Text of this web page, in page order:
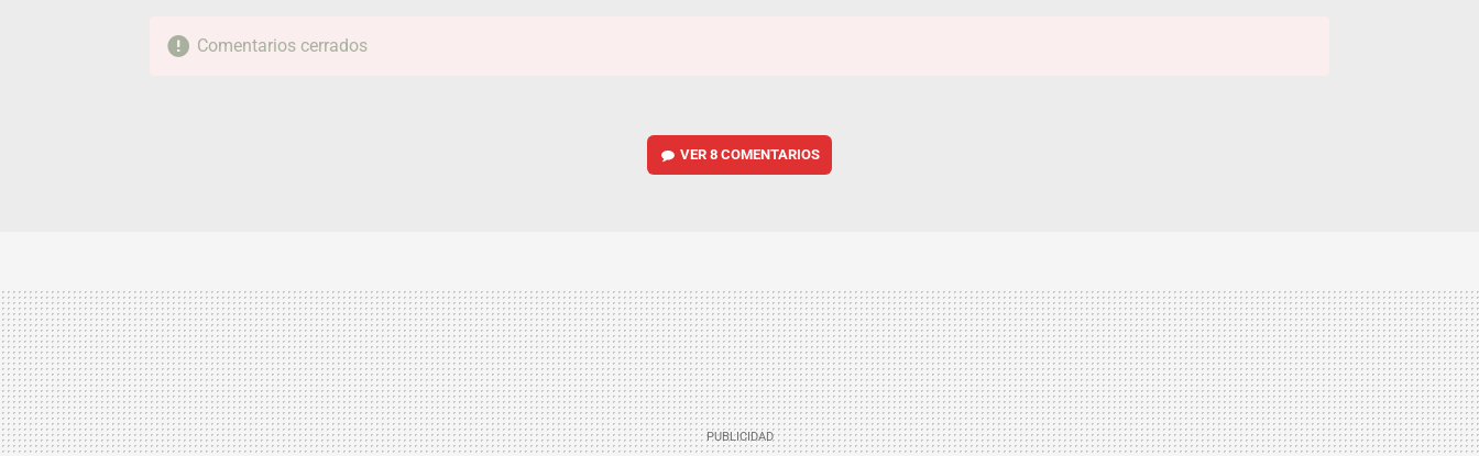
Comentarios cerrados
VER8 COMENTARIOS